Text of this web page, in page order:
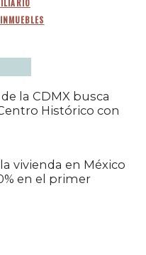
la CDMX busca
Histórico con
vivienda en México
en el primer